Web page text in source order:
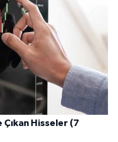
Hisseler (7